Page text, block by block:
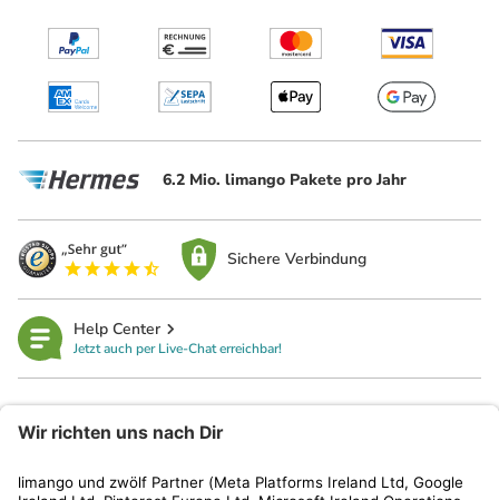
6.2 Mio. limango Pakete pro Jahr
Sichere Verbindung
Help Center
Jetzt auch per Live-Chat erreichbar!